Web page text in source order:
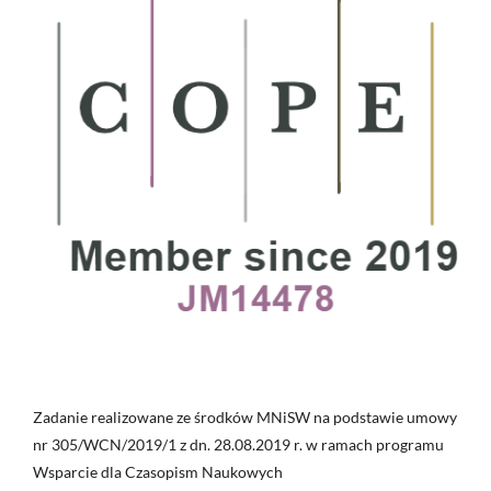
Zadanie realizowane ze środków MNiSW na podstawie umowy
nr 305/WCN/2019/1 z dn. 28.08.2019 r. w ramach programu
Wsparcie dla Czasopism Naukowych